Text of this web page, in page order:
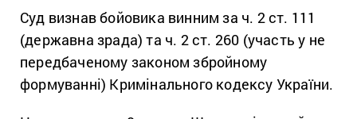
Суд визнав бойовика винним за ч. 2 ст. 111
(державна зрада) та ч. 2 ст. 260 (участь у не
передбаченому законом збройному
формуванні) Кримінального кодексу України.